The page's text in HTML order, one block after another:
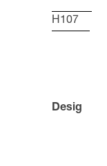
H107
Designer: